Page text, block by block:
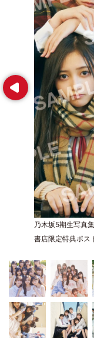
Prev
乃木坂5期生写真
書店限定特典ポス